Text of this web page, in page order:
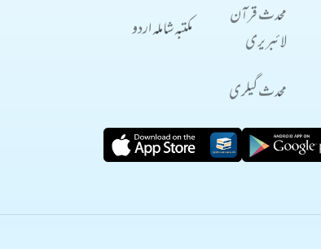
محدث قرآن
لائبریری
مکتبہ شاملہ اردو
محدث گیلری